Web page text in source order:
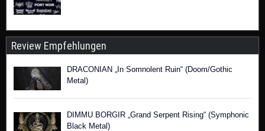
Review Empfehlungen
DRACONIAN „In Somnolent Ruin“ (Doom/Gothic
Metal)
DIMMU BORGIR „Grand Serpent Rising“ (Symphonic
Black Metal)